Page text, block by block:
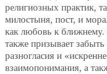
религиозных практик,
милостыня, пост, и
как любовь к ближнему.
также призывает
разногласия и
взаимопонимания, а